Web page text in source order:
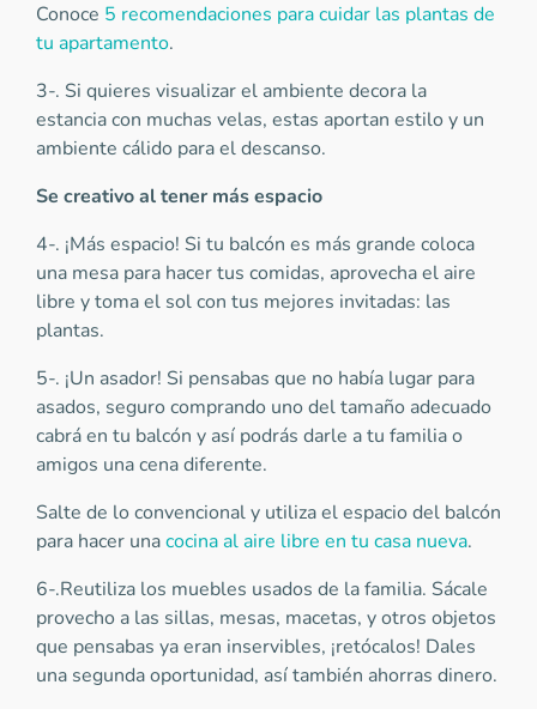
Conoce 5 recomendaciones para cuidar las plantas de
tu apartamento.
3-. Si quieres visualizar el ambiente decora la
estancia con muchas velas, estas aportan estilo y un
ambiente cálido para el descanso.
Se creativo al tener más espacio
4-. ¡Más espacio! Si tu balcón es más grande coloca
una mesa para hacer tus comidas, aprovecha el aire
libre y toma el sol con tus mejores invitadas: las
plantas.
5-. ¡Un asador! Si pensabas que no había lugar para
asados, seguro comprando uno del tamaño adecuado
cabrá en tu balcón y así podrás darle a tu familia o
amigos una cena diferente.
Salte de lo convencional y utiliza el espacio del balcón
para hacer unacocina al aire libre en tu casa nueva.
6-.Reutiliza los muebles usados de la familia. Sácale
provecho a las sillas, mesas, macetas, y otros objetos
que pensabas ya eran inservibles, ¡retócalos! Dales
una segunda oportunidad, así también ahorras dinero.